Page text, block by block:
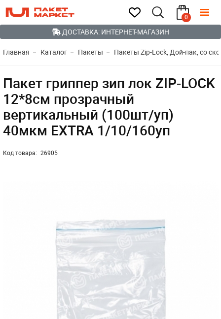
0
ДОСТАВКА: ИНТЕРНЕТ-МАГАЗИН
Главная Каталог Пакеты Пакеты Zip-Lock, Дой-пак, со
Пакет гриппер зип лок ZIP-LOCK
12*8см прозрачный
вертикальный (100шт/уп)
40мкм EXTRA 1/10/160уп
Код товара: 26905